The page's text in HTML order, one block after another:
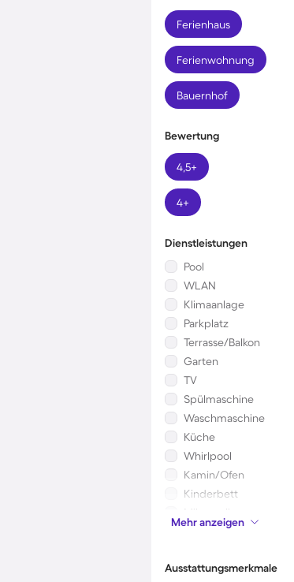
Ferienhaus
Ferienwohnung
Bauernhof
Bewertung
4,5+
4+
Dienstleistungen
Pool
WLAN
Klimaanlage
Parkplatz
Terrasse/Balkon
Garten
TV
Spülmaschine
Waschmaschine
Küche
Whirlpool
Kamin/Ofen
Kinderbett
Mikrowelle
Mehr anzeigen
Ausstattungsmerkmale